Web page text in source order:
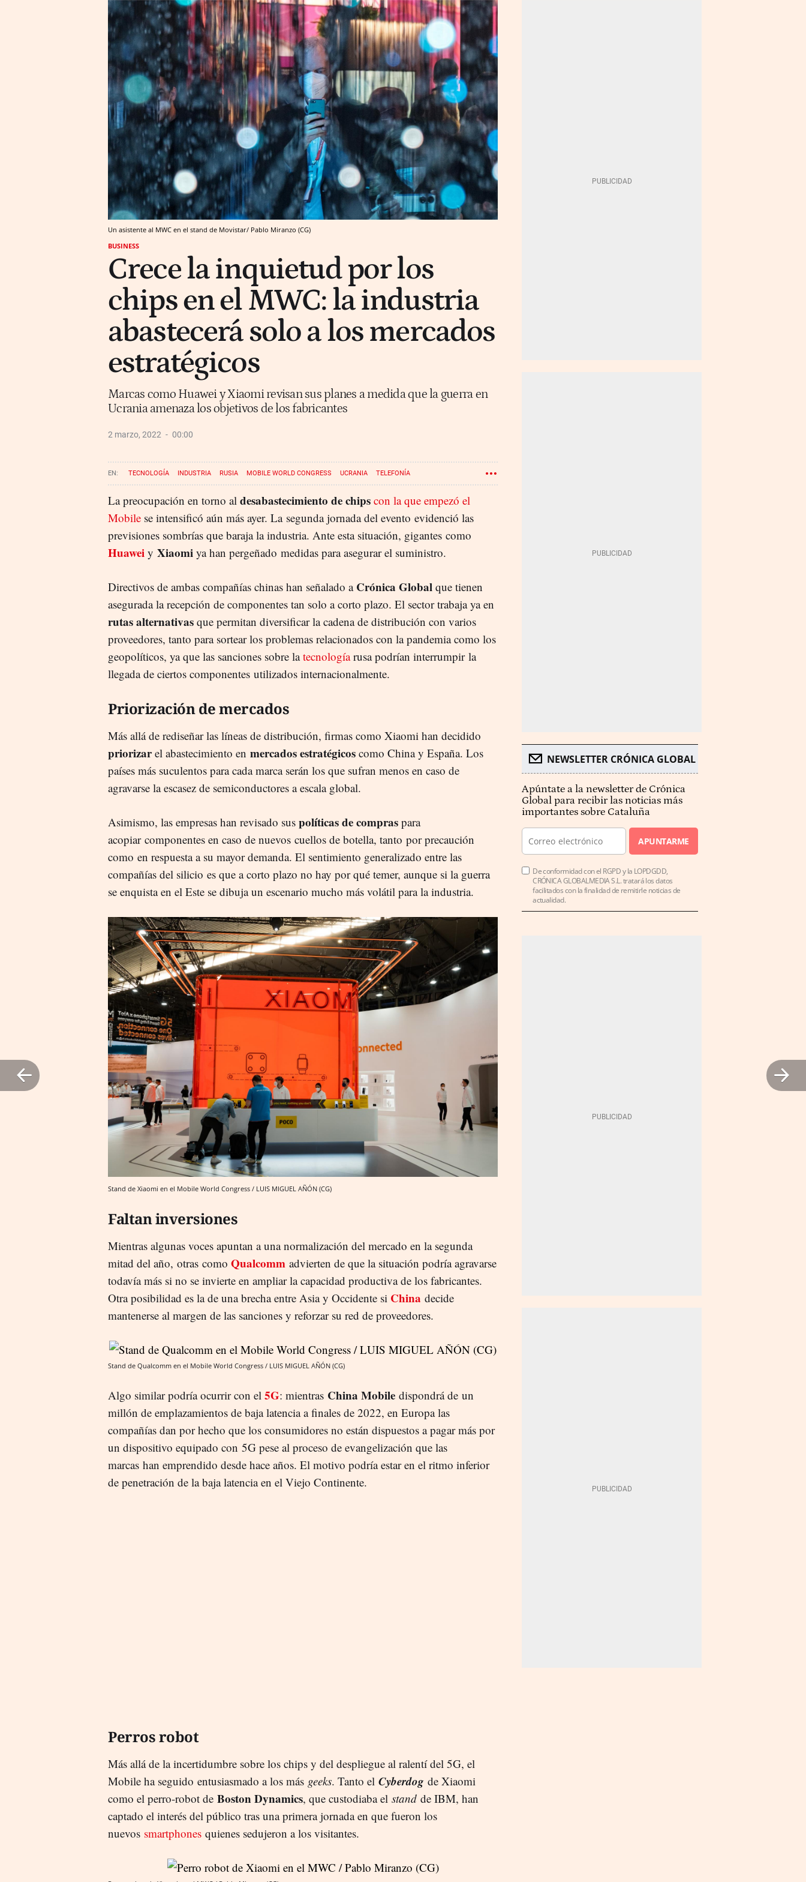
Un asistente al MWC en el stand de Movistar/ Pablo Miranzo (CG)
BUSINESS
Crece la inquietud por los
chips en el MWC: la industria
abastecerá solo a los mercados
estratégicos
Marcas como Huawei y Xiaomi revisan sus planes a medida que la guerra en
Ucrania amenaza los objetivos de los fabricantes
2 marzo, 2022 00:00
TECNOLOGÍA INDUSTRIA RUSIA MOBILE WORLD CONGRESS UCRANIA TELEFONÍA
La preocupación en torno al desabastecimiento de chips con la que empezó el
Mobile se intensificó aún más ayer. La segunda jornada del evento evidenció las
previsiones sombrías que baraja la industria. Ante esta situación, gigantes como
Huawei y Xiaomi ya han pergeñado medidas para asegurar el suministro.
Directivos de ambas compañías chinas han señalado a Crónica Global que tienen
asegurada la recepción de componentes tan solo a corto plazo. El sector trabaja ya en
rutasalternativas que permitan diversificar la cadena de distribución con varios
proveedores, tanto para sortear los problemas relacionados con la pandemia como los
geopolíticos, ya que las sanciones sobre latecnologíarusa podrían interrumpir la
llegada de ciertos componentes utilizados internacionalmente.
Priorización de mercados
Más allá de rediseñar las líneas de distribución, firmas como Xiaomi han decidido
priorizarel abastecimiento en mercados estratégicos como China y España. Los
países más suculentos para cada marca serán los que sufran menos en caso de
agravarse la escasez de semiconductores a escala global.
Asimismo, las empresas han revisado sus políticas de compras para
acopiar componentes en caso de nuevos cuellos de botella, tanto por precaución
como en respuesta a su mayor demanda. El sentimiento generalizado entre las
compañías del silicio es que a corto plazo no hay por qué temer, aunque si la guerra
se enquista en el Este se dibuja un escenario mucho más volátil para la industria.
Stand de Xiaomi en el Mobile World Congress / LUIS MIGUEL AÑÓN (CG)
Faltan inversiones
Mientras algunas voces apuntan a una normalización del mercado en la segunda
mitad del año, otras como Qualcomm advierten de que la situación podría agravarse
todavía más si no se invierte en ampliar la capacidad productiva de los fabricantes.
Otra posibilidad es la de una brecha entre Asia y Occidente si China decide
mantenerse al margen de las sanciones y reforzar su red de proveedores.
Stand de Qualcomm en el Mobile World Congress / LUIS MIGUEL AÑÓN (CG)
Algo similar podría ocurrir con el 5G: mientras China Mobile dispondrá de un
millón de emplazamientos de baja latencia a finales de 2022, en Europa las
compañías dan por hecho que los consumidores no están dispuestos a pagar más por
un dispositivo equipado con 5G pese al proceso de evangelización que las
marcas han emprendido desde hace años. El motivo podría estar en el ritmo inferior
de penetración de la baja latencia en el Viejo Continente.
Perros robot
Más allá de la incertidumbre sobre los chips y del despliegue al ralentí del 5G, el
Mobile ha seguido entusiasmado a los más geeks. Tanto el Cyberdog de Xiaomi
como el perro-robot de Boston Dynamics, que custodiaba el stand de IBM, han
captado el interés del público tras una primera jornada en que fueron los
nuevos smartphones quienes sedujeron a los visitantes.
NEWSLETTER CRÓNICA GLOBAL
Apúntate a la newsletter de Crónica
Global para recibir las noticias más
importantes sobre Cataluña
APUNTARME
De conformidad con el RGPD y la LOPDGDD,
CRÓNICA GLOBALMEDIA S.L. tratará los datos
facilitados con la finalidad de remitirle noticias de
actualidad.